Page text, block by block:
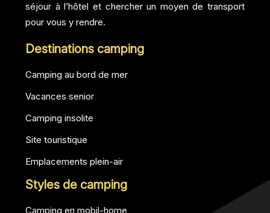
séjour à l’hôtel et chercher un moyen de transport
pour vous y rendre.
Destinations camping
Camping au bord de mer
Vacances senior
Camping insolite
Site touristique
Emplacements plein-air
Styles de camping
Camping en mobil-home